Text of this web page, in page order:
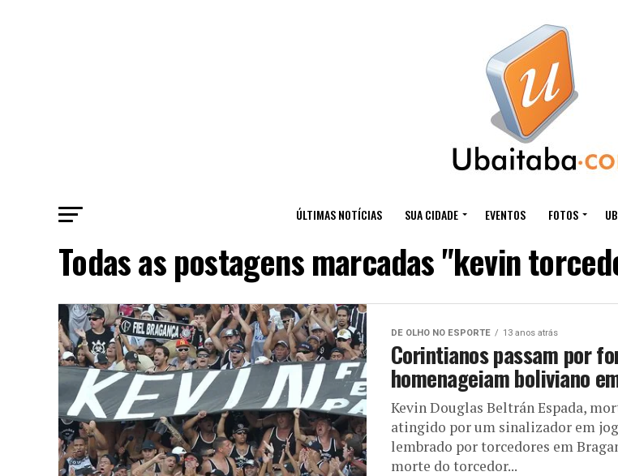
ÚLTIMAS NOTÍCIAS SUA CIDADE EVENTOS FOTOS
Todas as postagens marcadas "kevin
DE OLHO NO ESPORTE 13 anos atrás
Corintianos passam por
homenageiam boliviano
Kevin Douglas Beltrán Espada,
atingido por um sinalizador em
lembrado por torcedores em
morte do torcedor...